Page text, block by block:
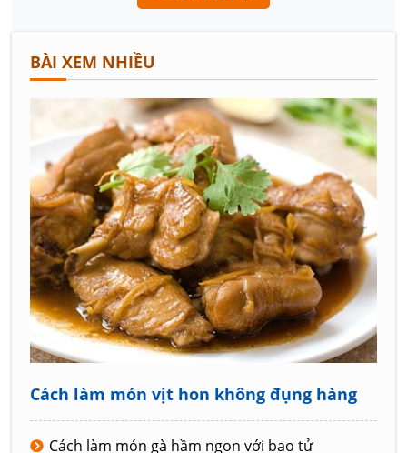
BÀI XEM NHIỀU
Cách làm món vịt hon không đụng hàng
Cách làm món gà hầm ngon với bao tử